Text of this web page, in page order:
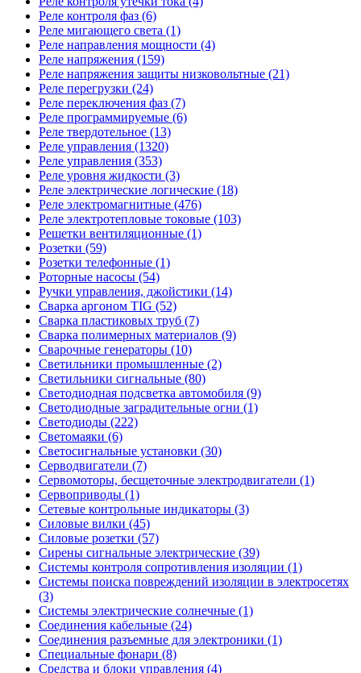
Реле контроля фаз (6)
Реле мигающего света (1)
Реле направления мощности (4)
Реле напряжения (159)
Реле напряжения защиты низковольтные (21)
Реле перегрузки (24)
Реле переключения фаз (7)
Реле программируемые (6)
Реле твердотельное (13)
Реле управления (1320)
Реле управления (353)
Реле уровня жидкости (3)
Реле электрические логические (18)
Реле электромагнитные (476)
Реле электротепловые токовые (103)
Решетки вентиляционные (1)
Розетки (59)
Розетки телефонные (1)
Роторные насосы (54)
Ручки управления, джойстики (14)
Сварка аргоном TIG (52)
Сварка пластиковых труб (7)
Сварка полимерных материалов (9)
Сварочные генераторы (10)
Светильники промышленные (2)
Светильники сигнальные (80)
Светодиодная подсветка автомобиля (9)
Светодиодные заградительные огни (1)
Светодиоды (222)
Светомаяки (6)
Светосигнальные установки (30)
Серводвигатели (7)
Сервомоторы, бесщеточные электродвигатели (1)
Сервоприводы (1)
Сетевые контрольные индикаторы (3)
Силовые вилки (45)
Силовые розетки (57)
Сирены сигнальные электрические (39)
Системы контроля сопротивления изоляции (1)
Системы поиска повреждений изоляции в электросетях
(3)
Системы электрические солнечные (1)
Соединения кабельные (24)
Соединения разъемные для электроники (1)
Специальные фонари (8)
Средства и блоки управления (4)